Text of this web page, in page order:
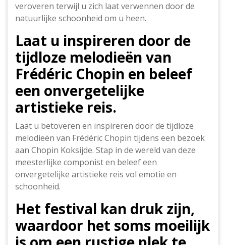
veroveren terwijl u zich laat verwennen door de
natuurlijke schoonheid om u heen.
Laat u inspireren door de
tijdloze melodieën van
Frédéric Chopin en beleef
een onvergetelijke
artistieke reis.
Laat u betoveren en inspireren door de tijdloze
melodieën van Frédéric Chopin tijdens een bezoek
aan Chopin Koksijde. Stap in de wereld van deze
meesterlijke componist en beleef een
onvergetelijke artistieke reis vol emotie en
schoonheid.
Het festival kan druk zijn,
waardoor het soms moeilijk